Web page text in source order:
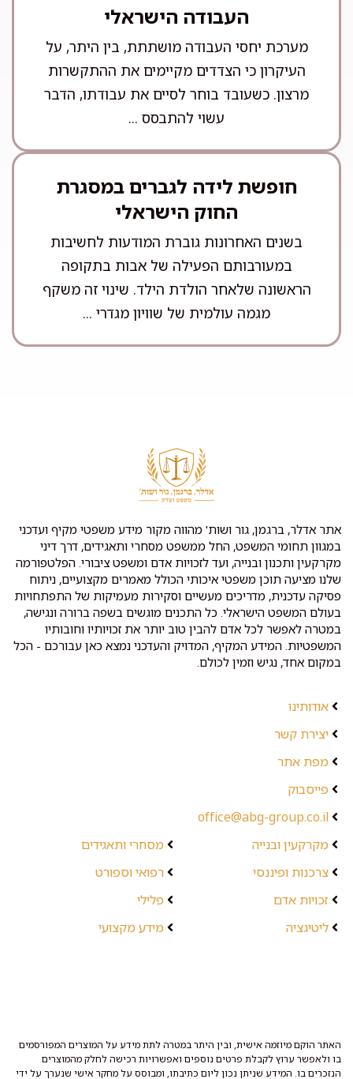
העבודה הישראלי
מערכת יחסי העבודה מושתתת, בין היתר, על
העיקרון כי הצדדים מקיימים את ההתקשרות
מרצון. כשעובד בוחר לסיים את עבודתו, הדבר
עשוי להתבסס ...
חופשת לידה לגברים במסגרת
החוק הישראלי
בשנים האחרונות גוברת המודעות לחשיבות
במעורבותם הפעילה של אבות בתקופה
הראשונה שלאחר הולדת הילד. שינוי זה משקף
מגמה עולמית של שוויון מגדרי ...
אתר אדלר, ברגמן, גור ושות' מהווה מקור מידע משפטי מקיף ועדכני
במגוון תחומי המשפט, החל ממשפט מסחרי ותאגידים, דרך דיני
מקרקעין ותכנון ובנייה, ועד לזכויות אדם ומשפט ציבורי. הפלטפורמה
שלנו מציעה תוכן משפטי איכותי הכולל מאמרים מקצועיים, ניתוח
פסיקה עדכנית, מדריכים מעשיים וסקירות מעמיקות של התפתחויות
בעולם המשפט הישראלי. כל התכנים מוגשים בשפה ברורה ונגישה,
במטרה לאפשר לכל אדם להבין טוב יותר את זכויותיו וחובותיו
המשפטיות. המידע המקיף, המדויק והעדכני נמצא כאן עבורכם - הכל
במקום אחד, נגיש וזמין לכולם.
אודותינו
יצירת קשר
מפת אתר
פייסבוק
office@abg-group.co.il
מקרקעין ובנייה
צרכנות ופיננסי
זכויות אדם
ליטיגציה
מסחרי ותאגידים
רפואי וספורט
פלילי
מידע מקצועי
האתר הוקם מיוזמה אישית, ובין היתר במטרה לתת מידע על המוצרים המפורסמים
בו ולאפשר ערוץ לקבלת פרטים נוספים ואפשרויות רכישה לחלק מהמוצרים
הנזכרים בו. המידע שניתן נכון ליום כתיבתו, ומבוסס על מחקר אישי שנערך על ידי